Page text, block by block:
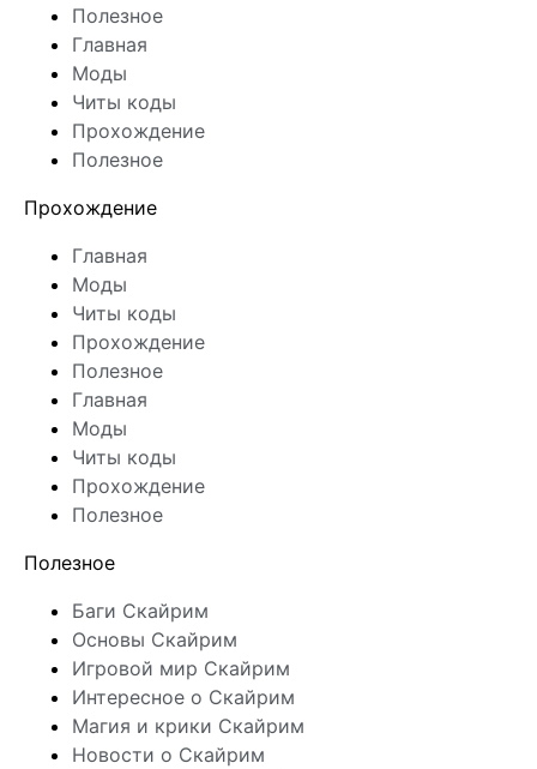
Полезное
Главная
Моды
Читы коды
Прохождение
Полезное
Прохождение
Главная
Моды
Читы коды
Прохождение
Полезное
Главная
Моды
Читы коды
Прохождение
Полезное
Полезное
Баги Скайрим
Основы Скайрим
Игровой мир Скайрим
Интересное о Скайрим
Магия и крики Скайрим
Новости о Скайрим